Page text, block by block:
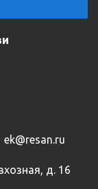
ek@resan.ru
д. 16